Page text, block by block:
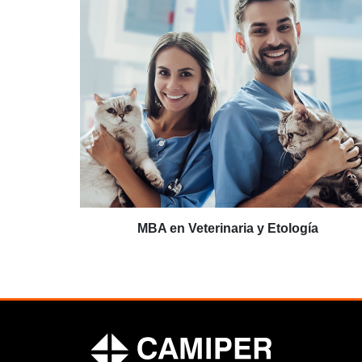
MBA en Veterinaria y Etología